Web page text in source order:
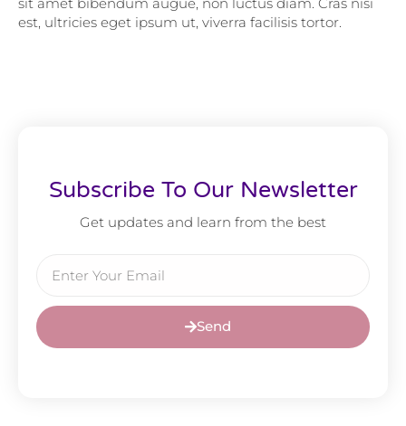
est, ultricies eget ipsum ut, viverra facilisis tortor.
Subscribe To Our Newsletter
Get updates and learn from the best
Send